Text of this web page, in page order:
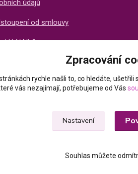
údajů
od smlouvy
X-NAILS
Zpracování
rychle našli to, co hledáte,
vás nezajímají, potřebujeme od Vás
Nastavení
Souhlas můžete